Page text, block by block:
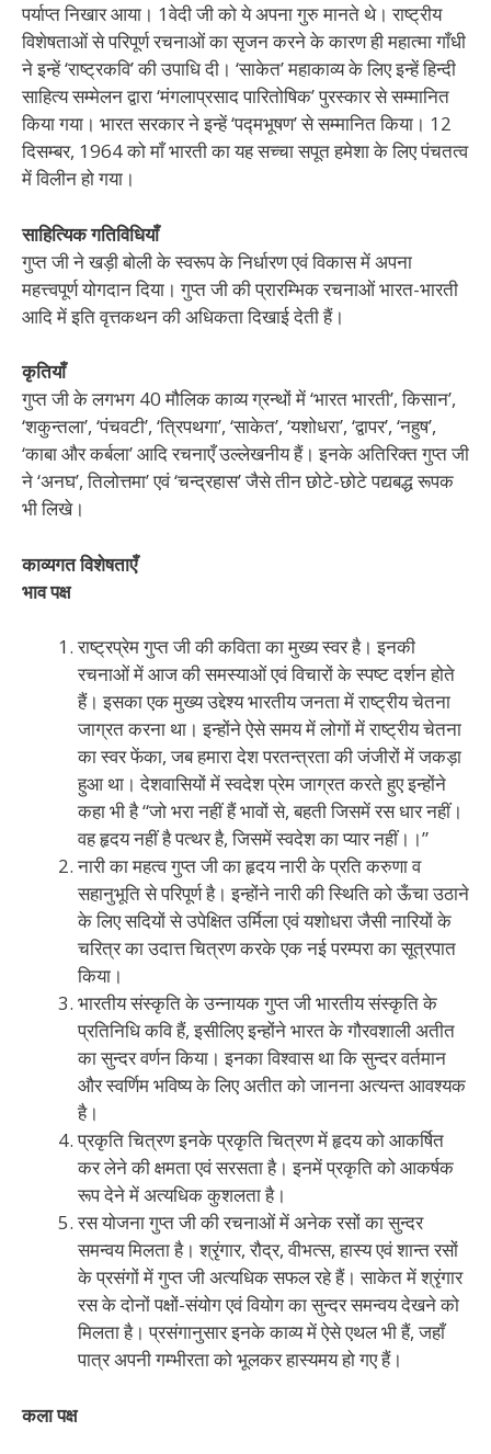
पर्याप्त निखार आया। 1वेदी जी को ये अपना गुरु मानते थे। राष्ट्रीय
विशेषताओं से परिपूर्ण रचनाओं का सृजन करने के कारण ही महात्मा गाँधी
ने इन्हें ‘राष्ट्रकवि’ की उपाधि दी। ‘साकेत’ महाकाव्य के लिए इन्हें हिन्दी
साहित्य सम्मेलन द्वारा ‘मंगलाप्रसाद पारितोषिक’ पुरस्कार से सम्मानित
किया गया। भारत सरकार ने इन्हें ‘पद्मभूषण’ से सम्मानित किया। 12
दिसम्बर, 1964 को माँ भारती का यह सच्चा सपूत हमेशा के लिए पंचतत्व
में विलीन हो गया।
साहित्यिक गतिविधियाँ
गुप्त जी ने खड़ी बोली के स्वरूप के निर्धारण एवं विकास में अपना
महत्त्वपूर्ण योगदान दिया। गुप्त जी की प्रारम्भिक रचनाओं भारत-भारती
आदि में इति वृत्तकथन की अधिकता दिखाई देती हैं।
कृतियाँ
गुप्त जी के लगभग 40 मौलिक काव्य ग्रन्थों में ‘भारत भारती’, किसान’,
‘शकुन्तला’, ‘पंचवटी’, ‘त्रिपथगा’, ‘साकेत’, ‘यशोधरा’, ‘द्वापर’, ‘नहुष’,
‘काबा और कर्बला’ आदि रचनाएँ उल्लेखनीय हैं। इनके अतिरिक्त गुप्त जी
ने ‘अनघ’, तिलोत्तमा’ एवं ‘चन्द्रहास’ जैसे तीन छोटे-छोटे पद्यबद्ध रूपक
भी लिखे।
काव्यगत विशेषताएँ
भाव पक्ष
राष्ट्रप्रेम गुप्त जी की कविता का मुख्य स्वर है। इनकी
रचनाओं में आज की समस्याओं एवं विचारों के स्पष्ट दर्शन होते
हैं। इसका एक मुख्य उद्देश्य भारतीय जनता में राष्ट्रीय चेतना
जाग्रत करना था। इन्होंने ऐसे समय में लोगों में राष्ट्रीय चेतना
का स्वर फेंका, जब हमारा देश परतन्त्रता की जंजीरों में जकड़ा
हुआ था। देशवासियों में स्वदेश प्रेम जाग्रत करते हुए इन्होंने
कहा भी है “जो भरा नहीं हैं भावों से, बहती जिसमें रस धार नहीं।
वह हृदय नहीं है पत्थर है, जिसमें स्वदेश का प्यार नहीं।।”
नारी का महत्व गुप्त जी का हृदय नारी के प्रति करुणा व
सहानुभूति से परिपूर्ण है। इन्होंने नारी की स्थिति को ऊँचा उठाने
के लिए सदियों से उपेक्षित उर्मिला एवं यशोधरा जैसी नारियों के
चरित्र का उदात्त चित्रण करके एक नई परम्परा का सूत्रपात
किया।
भारतीय संस्कृति के उन्नायक गुप्त जी भारतीय संस्कृति के
प्रतिनिधि कवि हैं, इसीलिए इन्होंने भारत के गौरवशाली अतीत
का सुन्दर वर्णन किया। इनका विश्वास था कि सुन्दर वर्तमान
और स्वर्णिम भविष्य के लिए अतीत को जानना अत्यन्त आवश्यक
है।
प्रकृति चित्रण इनके प्रकृति चित्रण में हृदय को आकर्षित
कर लेने की क्षमता एवं सरसता है। इनमें प्रकृति को आकर्षक
रूप देने में अत्यधिक कुशलता है।
रस योजना गुप्त जी की रचनाओं में अनेक रसों का सुन्दर
समन्वय मिलता है। श्रृंगार, रौद्र, वीभत्स, हास्य एवं शान्त रसों
के प्रसंगों में गुप्त जी अत्यधिक सफल रहे हैं। साकेत में श्रृंगार
रस के दोनों पक्षों-संयोग एवं वियोग का सुन्दर समन्वय देखने को
मिलता है। प्रसंगानुसार इनके काव्य में ऐसे एथल भी हैं, जहाँ
पात्र अपनी गम्भीरता को भूलकर हास्यमय हो गए हैं।
कला पक्ष